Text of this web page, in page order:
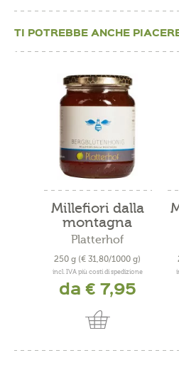
TI POTREBBE ANCHE
Millefiori dalla
montagna
Platterhof
250 g (€ 31,80/1000 g)
incl. IVA più costi di spedizione
da € 7,95